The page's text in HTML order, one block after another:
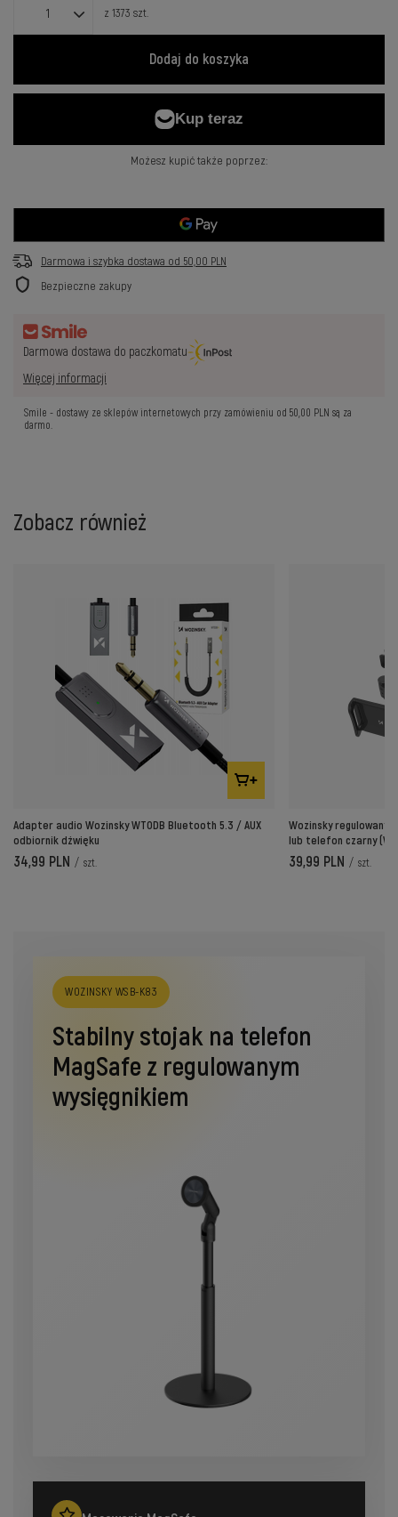
z 1373 szt.
Dodaj do koszyka
Możesz kupić także poprzez:
Darmowa i szybka dostawa od 50,00 PLN
Bezpieczne zakupy
Darmowa dostawa do paczkomatu
Więcej informacji
Smile - dostawy ze sklepów internetowych przy zamówieniu od50,00 PLN są za
darmo.
Zobacz również
Adapter audio Wozinsky WTODB Bluetooth 5.3 / AUX
odbiornik dźwięku
34,99 PLN / szt.
Wozinsky regulowany
lub telefon czarny
39,99 PLN / szt.
WOZINSKY WSB-K83
Stabilny stojak na telefon
MagSafe z regulowanym
wysięgnikiem